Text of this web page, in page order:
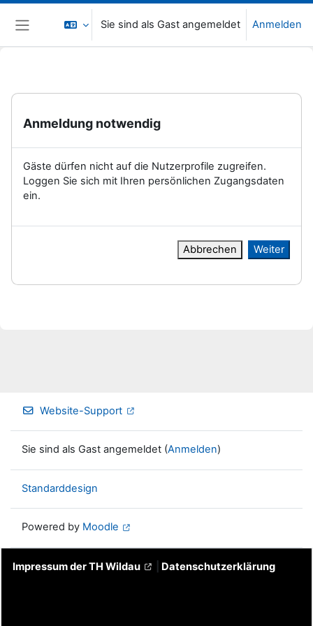
Zum Hauptinhalt
Website-Übersicht
Sie sind als Gast angemeldet Anmelden
Anmeldung notwendig
Gäste dürfen nicht auf die Nutzerprofile zugreifen.
Loggen Sie sich mit Ihren persönlichen Zugangsdaten
ein.
Abbrechen Weiter
Website-Support
Sie sind als Gast angemeldet (Anmelden)
Standarddesign
Powered by Moodle
Impressum der TH Wildau Datenschutzerklärung